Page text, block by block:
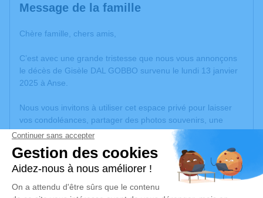
Message de la famille
Chère famille, chers amis,
C’est avec une grande tristesse que nous vous annonçons
le décès de Gisèle DAL GOBBO survenu le lundi 13 janvier
2025 à Anse.
Nous vous invitons à utiliser cet espace privé pour laisser
vos condoléances, partager des photos souvenirs, une
anecdote ou exprimer vos pensées à travers des poèmes
ou des textes. Cet endroit est un lieu d'expression dédié à
honorer la mémoire de Gisèle DAL GOBBO.
Un service de plantation d’arbre hommage estdisponible